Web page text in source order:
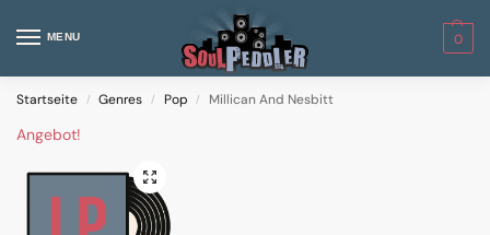
MENU 0
Startseite / Genres / Pop / Millican And Nesbitt
Angebot!